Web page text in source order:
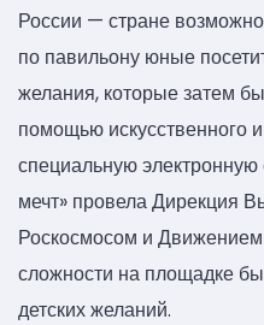
России — стране
по павильону юные
желания, которые затем
помощью искусственного
специальную
мечт» провела Дирекция
Роскосмосом и
сложности на площадке
детских желаний.